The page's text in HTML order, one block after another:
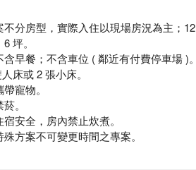
不分房型，實際入住以現場房況為主；12
坪。
含早餐；不含車位 ( 鄰近有付費停車場 )。
床或 2 張小床。
寵物。
。
宿安全，房內禁止炊煮。
殊方案不可變更時間之專案。